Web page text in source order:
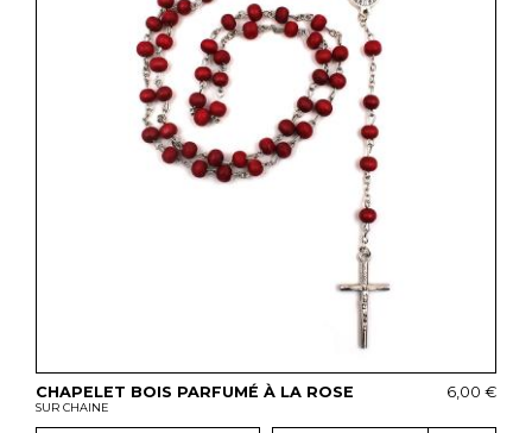
CHAPELET BOIS PARFUMÉ À LA ROSE
SUR CHAINE
6,00 €